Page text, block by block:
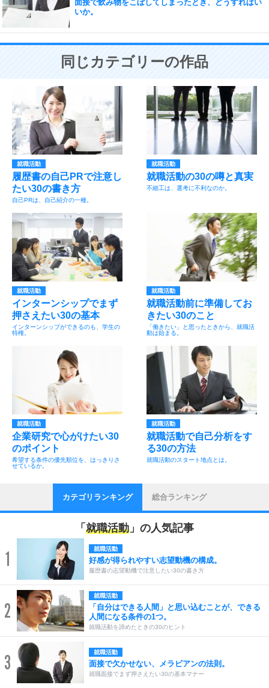
面接で飲み物をこぼしてしまったとき、どうすればい
いか。
同じカテゴリーの作品
就職活動
履歴書の自己PRで注意し
たい30の書き方
自己PRは、自己紹介の一種。
就職活動
就職活動の30の噂と真実
不細工は、選考に不利なのか。
就職活動
インターンシップでまず
押さえたい30の基本
インターンシップができるのも、学生の
特権。
就職活動
就職活動前に準備してお
きたい30のこと
「働きたい」と思ったときから、就職活
動は始まる。
就職活動
企業研究で心がけたい30
のポイント
希望する条件の優先順位を、はっきりさ
せているか。
就職活動
就職活動で自己分析をす
る30の方法
就職活動のスタート地点とは。
カテゴリランキング 総合ランキング
「 就職活動 」の人気記事
1 就職活動
好感が得られやすい志望動機の構成。
履歴書の志望動機で注意したい30の書き方
2
就職活動
「自分はできる人間」と思い込むことが、できる
人間になる条件の1つ。
就職活動を諦めたときの30のヒント
3 就職活動
面接で欠かせない、メラビアンの法則。
就職面接でまず押さえたい30の基本マナー